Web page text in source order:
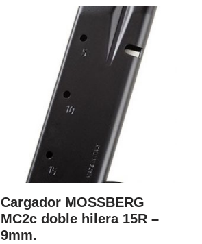
Cargador MOSSBERG
MC2c doble hilera 15R –
9mm.